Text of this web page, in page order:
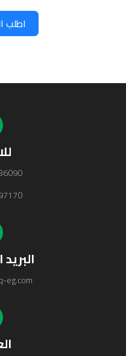
اطلب
eg.com